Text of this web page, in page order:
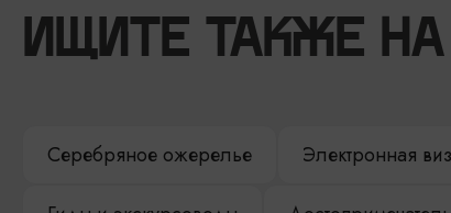
ИЩИТЕ ТАКЖЕ
Серебряное ожерелье Электронная